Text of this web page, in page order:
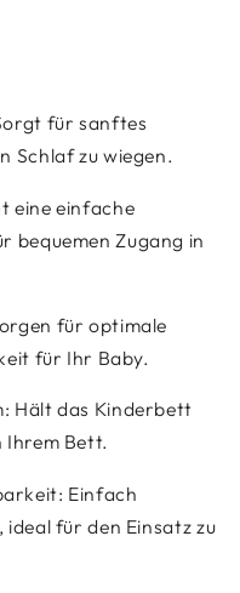
für sanftes
Schlaf zu wiegen.
eine einfache
bequemen Zugang in
für optimale
für Ihr Baby.
Hält das Kinderbett
Ihrem Bett.
Einfach
ideal für den Einsatz zu